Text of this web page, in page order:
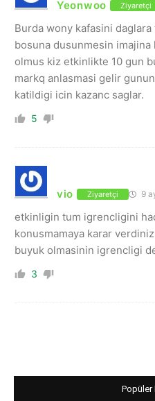
Yeonwoo Ziyaretçi
Burda wony kafasini
bosuna dusunmesin
olmus kiz etkinlikte 10 gun
markq anlasmasi gelir
katildigi icin kazanc saglar.
5
vio Ziyaretçi 9
etkinligin tum igrencligini
konusmamaya karar
buyuk olmasinin igrencligi
3
Popüler